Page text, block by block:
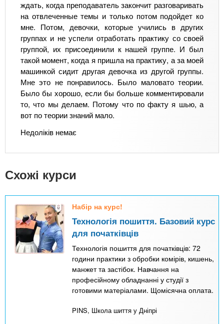
ждать, когда преподаватель закончит разговаривать
на отвлеченные темы и только потом подойдет ко
мне. Потом, девочки, которые учились в других
группах и не успели отработать практику со своей
группой, их присоединили к нашей группе. И был
такой момент, когда я пришла на практику, а за моей
машинкой сидит другая девочка из другой группы.
Мне это не понравилось. Было маловато теории.
Было бы хорошо, если бы больше комментировали
то, что мы делаем. Потому что по факту я шью, а
вот по теории знаний мало.
Недоліків немає
Схожі курси
Набір на курс!
Технологія пошиття. Базовий курс
для початківців
Технологія пошиття для початківців: 72
години практики з обробки комірів, кишень,
манжет та застібок. Навчання на
професійному обладнанні у студії з
готовими матеріалами. Щомісячна оплата.
PINS, Школа шиття у Дніпрі